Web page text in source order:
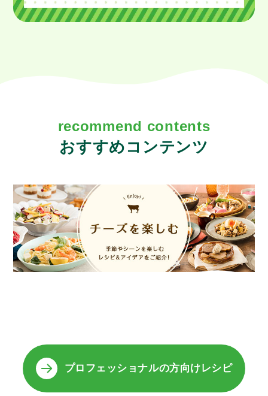
recommend contents
おすすめコンテンツ
プロフェッショナルの方向けレシピ